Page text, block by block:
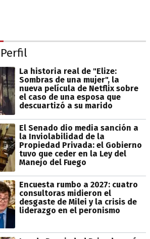
La historia real de "Elize:
Sombras de una mujer", la
nueva película de Netflix sobre
el caso de una esposa que
descuartizó a su marido
El Senado dio media sanción a
la Inviolabilidad de la
Propiedad Privada: el Gobierno
tuvo que ceder en la Ley del
Manejo del Fuego
Encuesta rumbo a 2027: cuatro
consultoras midieron el
desgaste de Milei y la crisis de
liderazgo en el peronismo